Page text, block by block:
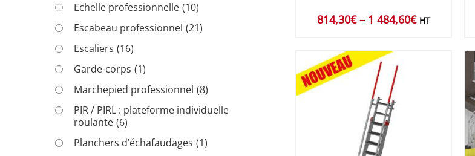
Echelle professionnelle (10)
Escabeau professionnel (21)
Escaliers (16)
Garde-corps (1)
Marchepied professionnel (8)
PIR / PIRL : plateforme individuelle
roulante (6)
Planchers d’échafaudages (1)
814,30€– 1 484,60€ HT